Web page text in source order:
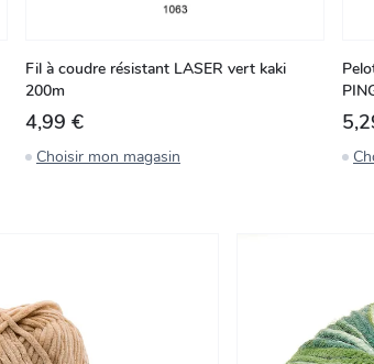
Fil à coudre résistant LASER vert kaki
200m
4,99 €
Choisir mon magasin